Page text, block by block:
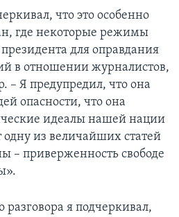
что это особенно
где некоторые режимы
для оправдания
в отношении журналистов,
– Я предупредил, что она
опасности, что она
идеалы нашей нации
одну из величайших статей
– приверженность свободе
я подчеркивал,